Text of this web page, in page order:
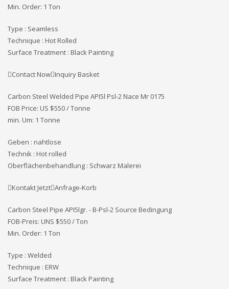
Min. Order: 1 Ton
Type : Seamless
Technique : Hot Rolled
Surface Treatment : Black Painting
Contact NowInquiry Basket
Carbon Steel Welded Pipe API5l Psl-2 Nace Mr 0175
FOB Price: US $550 / Tonne
min. Um: 1 Tonne
Geben : nahtlose
Technik : Hot rolled
Oberflächenbehandlung : Schwarz Malerei
Kontakt JetztAnfrage-Korb
Carbon Steel Pipe API5lgr. - B-Psl-2 Source Bedingung
FOB-Preis: UNS $550 / Ton
Min. Order: 1 Ton
Type : Welded
Technique : ERW
Surface Treatment : Black Painting